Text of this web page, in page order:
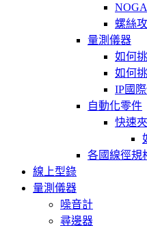
螺絲
量測儀器
如何
如何
IP國
自動化零件
快速
各國線徑規
線上型錄
量測儀器
噪音計
尋邊器